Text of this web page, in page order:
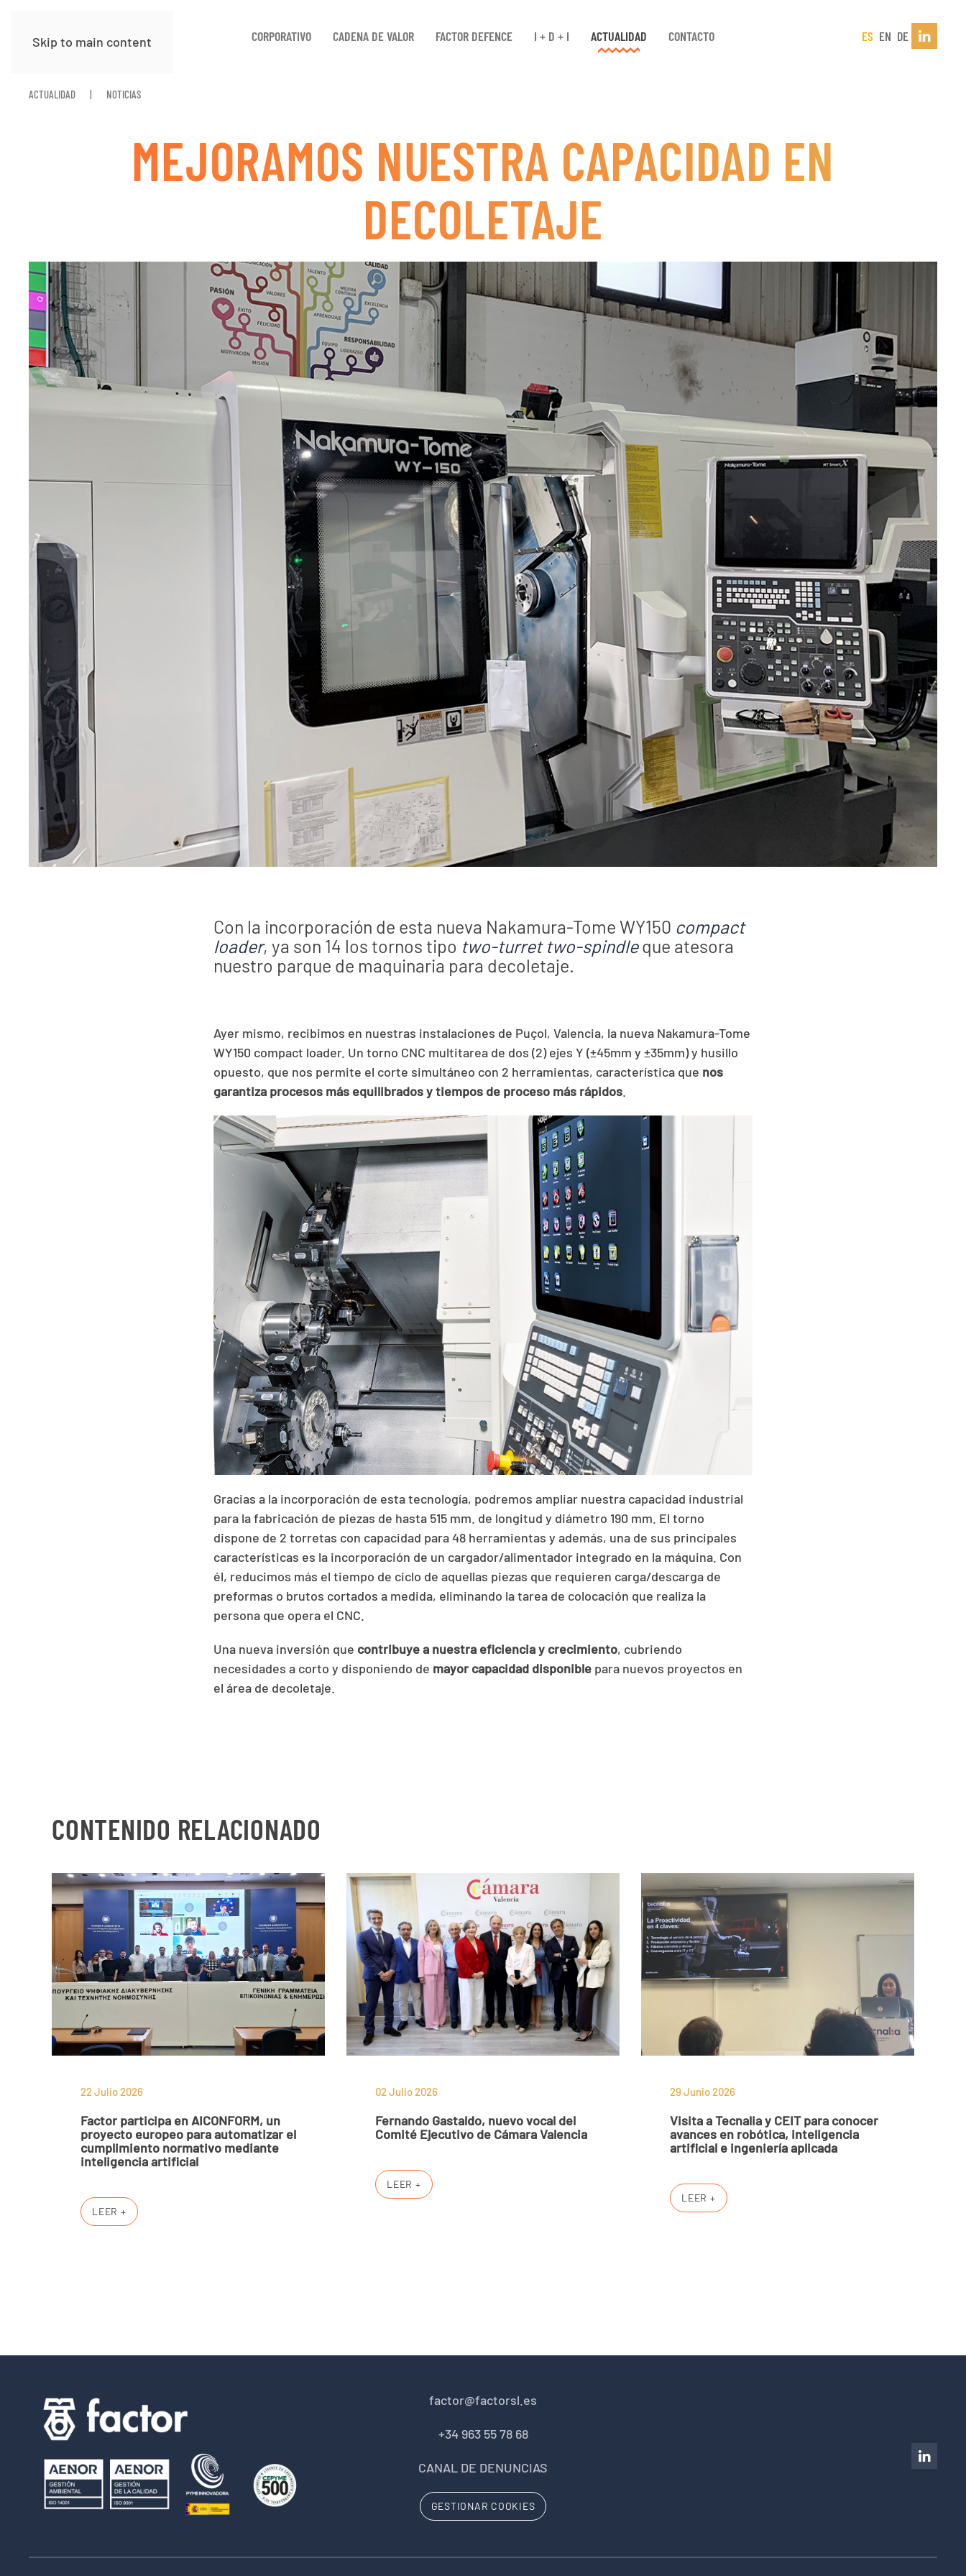
Skip to main content CORPORATIVO CADENA DE VALOR FACTOR DEFENCE I + D + I ACTUALIDAD CONTACTO ES EN DE
ACTUALIDAD NOTICIAS
MEJORAMOS NUESTRA CAPACIDAD EN
DECOLETAJE
Con la incorporación de esta nueva Nakamura-Tome WY150 compact
loader, ya son 14 los tornos tipo two-turret two-spindleque atesora
nuestro parque de maquinaria para decoletaje.
Ayer mismo, recibimos en nuestras instalaciones de Puçol, Valencia, la nueva Nakamura-Tome
WY150 compact loader. Un torno CNC multitarea de dos (2) ejes Y (±45mm y ±35mm) y husillo
opuesto, que nos permite el corte simultáneo con 2 herramientas, característica que nos
garantiza procesos más equilibrados y tiempos de proceso más rápidos
Gracias a la incorporación de esta tecnología, podremos ampliar nuestra capacidad industrial
para la fabricación de piezas de hasta 515 mm. de longitud y diámetro 190 mm. El torno
dispone de 2 torretas con capacidad para 48 herramientas y además, una de sus principales
características es la incorporación de un cargador/alimentador integrado en la máquina. Con
él, reducimos más el tiempo de ciclo de aquellas piezas que requieren carga/descarga de
preformas o brutos cortados a medida, eliminando la tarea de colocación que realiza la
persona que opera el CNC.
Una nueva inversión que contribuye a nuestra eficiencia y crecimiento, cubriendo
necesidades a corto y disponiendo de mayor capacidad disponible para nuevos proyectos en
el área de decoletaje.
CONTENIDO RELACIONADO
22 Julio 2026
Factor participa en AICONFORM, un
proyecto europeo para automatizar el
cumplimiento normativo mediante
inteligencia artificial
LEER +
02 Julio 2026
Fernando Gastaldo, nuevo vocal del
Comité Ejecutivo de Cámara Valencia
LEER +
29 Junio 2026
Visita a Tecnalia y CEIT para conocer
avances en robótica, inteligencia
artificial e ingeniería aplicada
LEER +
factor@factorsl.es
+34 963 55 78 68
CANAL DE DENUNCIAS
GESTIONAR COOKIES